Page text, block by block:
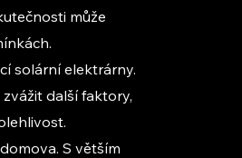
může
solární elektrárny.
další faktory,
S větším